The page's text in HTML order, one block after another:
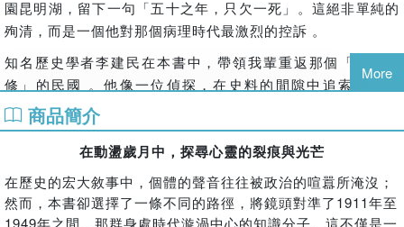
園昆明湖，留下一句「五十之年，只欠一死」。這絕非單純的
殉清，而是一個他對那個病理時代最激烈的控訴 。
知名歷史學者李建民在本書中，帶領我輩重返那個「年久失
修」的民國
。他像一位偵探，在史料的間隙中追索：為何
1927年會成為中國命運的斷層？當政治權力轉向集權與暴力
的同時，知識分子的生計與自由如何被消音 ？
這本書寫羅振玉的世故、溥儀的憂慮、陳寅恪的沈默，更寫下
無數被戰爭碾碎的無名者。它打破了國共兩黨的黨史框架，從
醫學史、病理史與心理分析出發，重新審視那場「逆說的民國
More
商品簡介
在動盪歲月中，探尋心靈的裂痕與光芒
在歷史的宏大敘事中，個體的聲音往往被政治的喧囂所淹沒；
然而，本書卻選擇了一條不同的路徑，將鏡頭對準了1911年至
1949年之間，那群身處時代漩渦中心的知識分子。這不僅是一